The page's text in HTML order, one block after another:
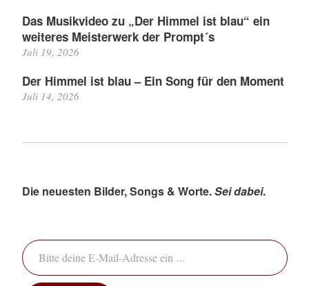
Das Musikvideo zu „Der Himmel ist blau“ ein
weiteres Meisterwerk der Prompt´s
Juli 19, 2026
Der Himmel ist blau – Ein Song für den Moment
Juli 14, 2026
Die neuesten Bilder, Songs & Worte.Sei dabei.
Bitte deine E-Mail-Adresse ein ...